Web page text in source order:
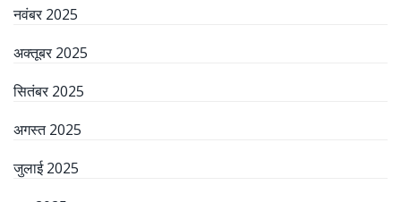
नवंबर 2025
अक्तूबर 2025
सितंबर 2025
अगस्त 2025
जुलाई 2025